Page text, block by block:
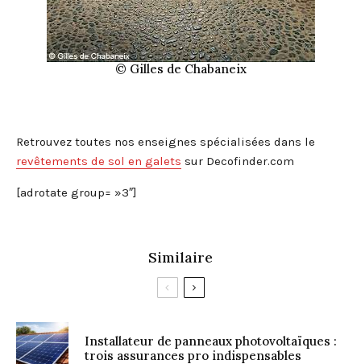
© Gilles de Chabaneix
Retrouvez toutes nos enseignes spécialisées dans le
revêtements de sol en galets sur Decofinder.com
[adrotate group= »3″]
Similaire
Installateur de panneaux photovoltaïques :
trois assurances pro indispensables